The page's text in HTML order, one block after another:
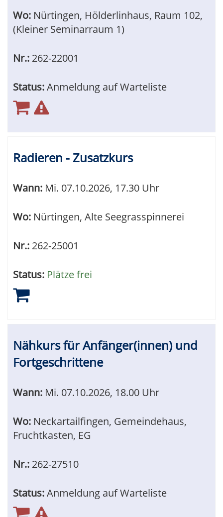
Wo: Nürtingen, Hölderlinhaus, Raum 102,
(Kleiner Seminarraum 1)
Nr.: 262-22001
Status:Anmeldung auf Warteliste
Radieren - Zusatzkurs
Wann: Mi. 07.10.2026, 17.30 Uhr
Wo: Nürtingen, Alte Seegrasspinnerei
Nr.: 262-25001
Status: Plätze frei
Nähkurs für Anfänger(innen) und
Fortgeschrittene
Wann: Mi. 07.10.2026, 18.00 Uhr
Wo: Neckartailfingen, Gemeindehaus,
Fruchtkasten, EG
Nr.: 262-27510
Status:Anmeldung auf Warteliste